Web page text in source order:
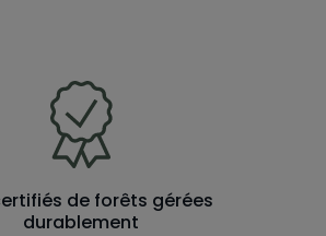
de forêts gérées
durablement